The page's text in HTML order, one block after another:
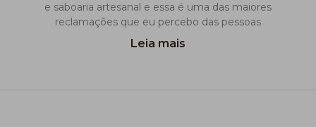
e saboaria artesanal e essa é uma das maiores
reclamações que eu percebo das pessoas
Leia mais